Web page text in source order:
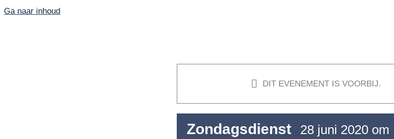
Ga naar inhoud
DIT EVENEMENT IS VOORBIJ.
Zondagsdienst 28 juni 2020 om